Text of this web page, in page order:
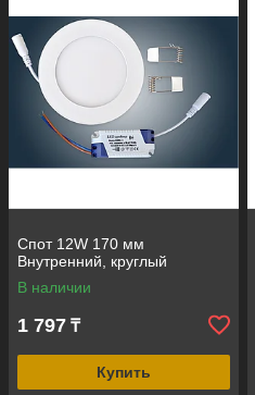
Спот 12W 170 мм
Внутренний, круглый
В наличии
1 797 ₸
Купить